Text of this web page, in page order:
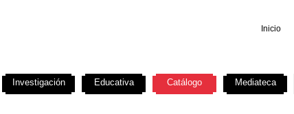
Inicio
Investigación Educativa Catálogo Mediateca